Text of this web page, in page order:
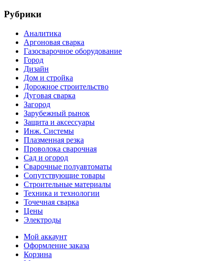
Рубрики
Аналитика
Аргоновая сварка
Газосварочное оборудование
Город
Дизайн
Дом и стройка
Дорожное строительство
Дуговая сварка
Загород
Зарубежный рынок
Защита и аксессуары
Инж. Системы
Плазменная резка
Проволока сварочная
Сад и огород
Сварочные полуавтоматы
Сопутствующие товары
Строительные материалы
Техника и технологии
Точечная сварка
Цены
Электроды
Мой аккаунт
Оформление заказа
Корзина